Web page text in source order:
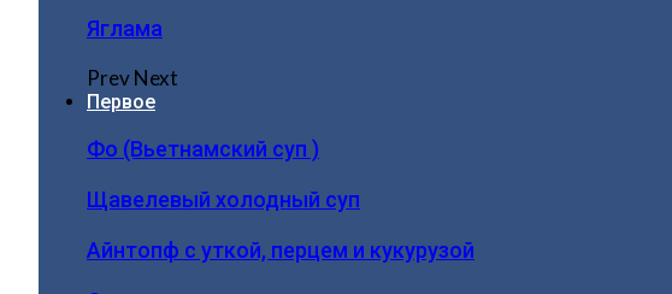
Яглама
PrevNext
Первое
Фо (Вьетнамский суп )
Щавелевый холодный суп
Айнтопф с уткой, перцем и кукурузой